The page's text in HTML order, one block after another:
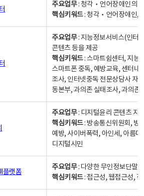
주요업무: 청각‧언어장애인의
핵심키워드: 청각‧언어장애인,
주요업무: 지능정보서비스(인터
콘텐츠 등을 제공
핵심키워드: 스마트쉼센터, 지능
스마트폰 중독, 예방교육, 센터내
조사, 인터넷중독 전문상담사 자
동본부, 과의존 실태조사, 과의존
주요업무: 디지털윤리 콘텐츠 지
핵심키워드: 방송통신위원회, 방
예방, 사이버폭력, 아인세, 아름
디지털시민
플랫폼
주요업무: 다양한 무인정보단말
핵심키워드: 접근성, 웹접근성,